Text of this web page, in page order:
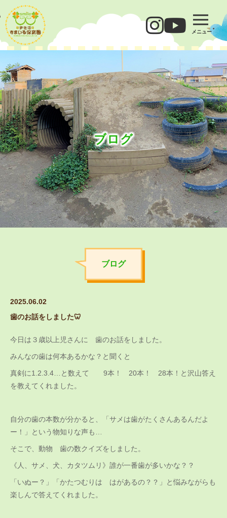
メニュー
ブログ
ブログ
2025.06.02
歯のお話をしました🦷
今日は３歳以上児さんに 歯のお話をしました。
みんなの歯は何本あるかな？と聞くと
真剣に1.2.3.4…と数えて 9本！ 20本！ 28本！と沢山答え
を教えてくれました。
自分の歯の本数が分かると、「サメは歯がたくさんあるんだよ
ー！」という物知りな声も…
そこで、動物 歯の数クイズをしました。
《人、サメ、犬、カタツムリ》誰が一番歯が多いかな？？
「いぬー？」「かたつむりは はがあるの？？」と悩みながらも
楽しんで答えてくれました。